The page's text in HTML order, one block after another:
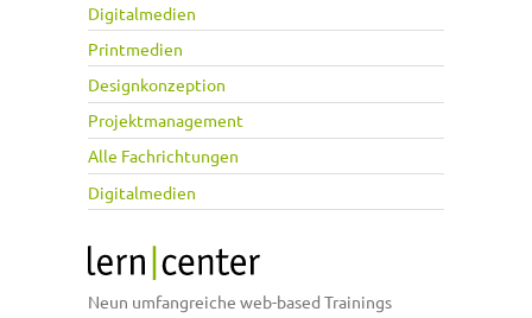
Digitalmedien
Printmedien
Designkonzeption
Projektmanagement
Alle Fachrichtungen
Digitalmedien
Neun umfangreiche web-based Trainings